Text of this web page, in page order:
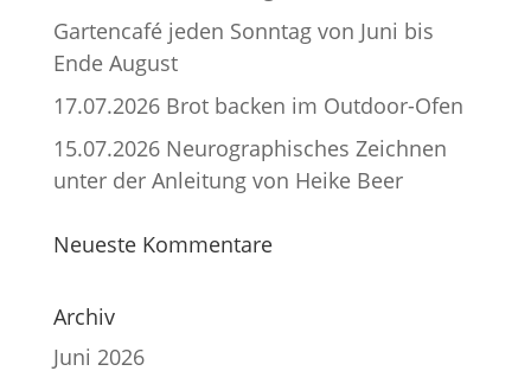
Gartencafé jeden Sonntag von Juni bis
Ende August
17.07.2026 Brot backen im Outdoor-Ofen
15.07.2026 Neurographisches Zeichnen
unter der Anleitung von Heike Beer
Neueste Kommentare
Archiv
Juni 2026